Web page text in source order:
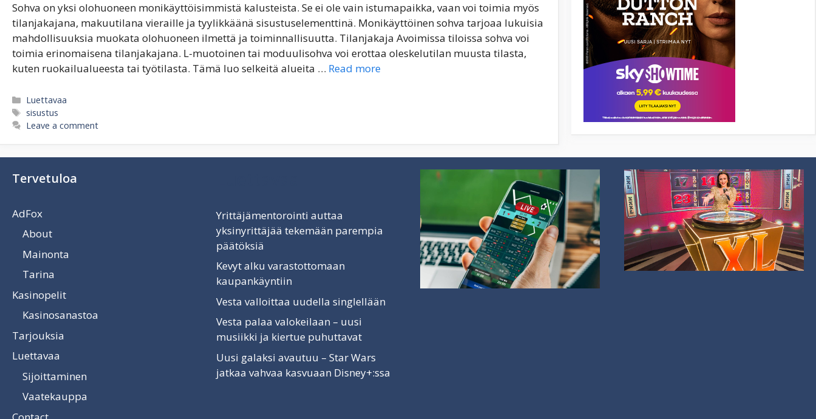
Sohva on yksi olohuoneen monikäyttöisimmistä kalusteista. Se ei ole vain istumapaikka, vaan voi toimia myös
tilanjakajana, makuutilana vieraille ja tyylikkäänä sisustuselementtinä. Monikäyttöinen sohva tarjoaa lukuisia
mahdollisuuksia muokata olohuoneen ilmettä ja toiminnallisuutta. Tilanjakaja Avoimissa tiloissa sohva voi
toimia erinomaisena tilanjakajana. L-muotoinen tai moduulisohva voi erottaa oleskelutilan muusta tilasta,
kuten ruokailualueesta tai työtilasta. Tämä luo selkeitä alueita … Read more
Categories
Luettavaa
Tags
sisustus
Leave a comment
Tervetuloa
AdFox
About
Mainonta
Tarina
Kasinopelit
Kasinosanastoa
Tarjouksia
Luettavaa
Sijoittaminen
Vaatekauppa
Yrittäjämentorointi auttaa
yksinyrittäjää tekemään parempia
päätöksiä
Kevyt alku varastottomaan
kaupankäyntiin
Vesta valloittaa uudella singlellään
Vesta palaa valokeilaan – uusi
musiikki ja kiertue puhuttavat
Uusi galaksi avautuu – Star Wars
jatkaa vahvaa kasvuaan Disney+:ssa